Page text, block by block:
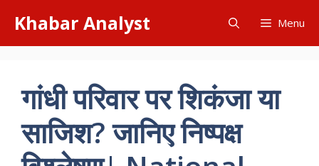
content
Khabar Analyst Menu
गांधी परिवार पर शिकंजा या
साजिश? जानिए निष्पक्ष